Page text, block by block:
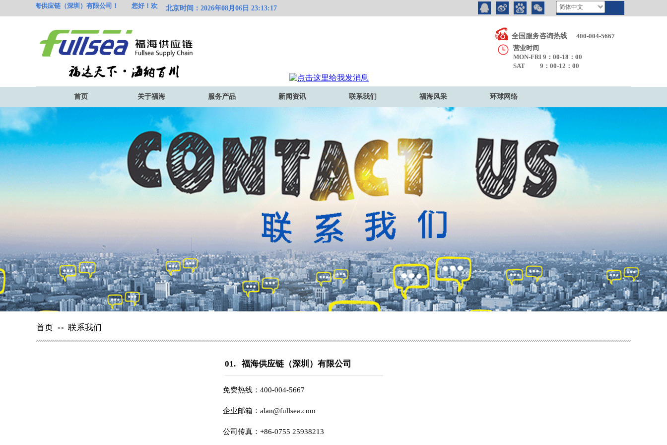
北京时间：2026年08月06日 23:13:17 简体中文
迎访问福海供应链（深圳）有限公司！ 您好！欢迎访问福海供应链（深圳）有限公司！
全国服务咨询热线
400-004-5667
营业时间
MON-FRI 9：00-18：00
SAT 9：00-12：00
首页 关于福海 服务产品 新闻资讯 联系我们 福海风采 环球网络
首页 >> 联系我们
01.福海供应链（深圳）有限公司
免费热线：400-004-5667
企业邮箱：alan@fullsea.com
公司传真：+86-0755 25938213